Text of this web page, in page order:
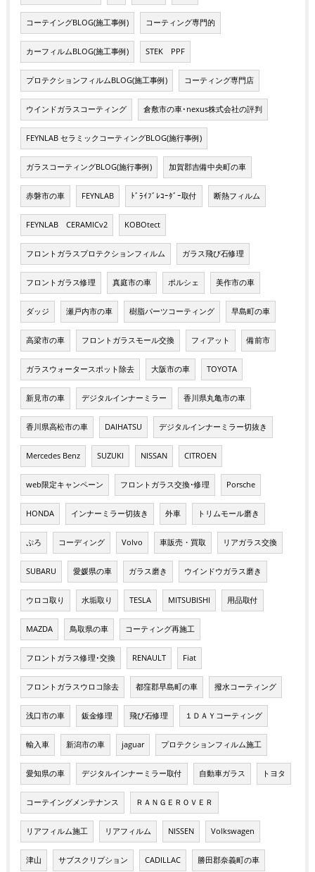
コーテイングBLOG(施工事例) コーティング専門的
カーフィルムBLOG(施工事例) STEK PPF
プロテクションフィルムBLOG(施工事例) コーティング専門店
ウインドガラスコーティング 倉敷市の車･nexus株式会社の評判
FEYNLAB セラミックコーティングBLOG(施行事例)
ガラスコーティングBLOG(施行事例) 加賀郡吉備中央町の車
赤磐市の車 FEYNLAB ﾄﾞﾗｲﾌﾞﾚｺｰﾀﾞｰ取付 断熱フィルム
FEYNLAB CERAMICv2 KOBOtect
フロントガラスプロテクションフィルム ガラス飛び石修理
フロントガラス修理 真庭市の車 ポルシェ 美作市の車
ダッジ 瀬戸内市の車 樹脂パーツコーティング 早島町の車
高梁市の車 フロントガラスモール交換 フィアット 備前市
ガラスウォータースポット除去 大阪市の車 TOYOTA
新見市の車 デジタルインナーミラー 香川県丸亀市の車
香川県高松市の車 DAIHATSU デジタルインナーミラー切抜き
Mercedes Benz SUZUKI NISSAN CITROEN
web限定キャンペーン フロントガラス交換･修理 Porsche
HONDA インナーミラー切抜き 外車 トリムモール磨き
ぷろ コーディング Volvo 車販売・買取 リアガラス交換
SUBARU 愛媛県の車 ガラス磨き ウインドウガラス磨き
ウロコ取り 水垢取り TESLA MITSUBISHI 用品取付
MAZDA 鳥取県の車 コーティング再施工
フロントガラス修理･交換 RENAULT Fiat
フロントガラスウロコ除去 都窪郡早島町の車 撥水コーティング
浅口市の車 鈑金修理 飛び石修理 １ＤＡＹコーティング
輸入車 新潟市の車 jaguar プロテクションフィルム施工
愛知県の車 デジタルインナーミラー取付 自動車ガラス トヨタ
コーテイングメンテナンス ＲＡＮＧＥＲＯＶＥＲ
リアフィルム施工 リアフィルム NISSEN Volkswagen
津山 サブスクリプション CADILLAC 勝田郡奈義町の車